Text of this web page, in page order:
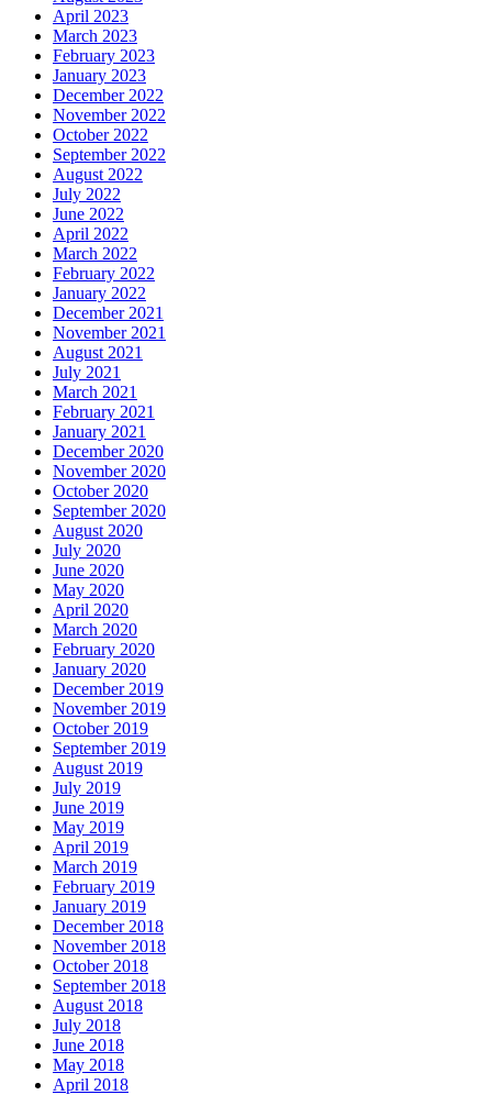
April 2023
March 2023
February 2023
January 2023
December 2022
November 2022
October 2022
September 2022
August 2022
July 2022
June 2022
April 2022
March 2022
February 2022
January 2022
December 2021
November 2021
August 2021
July 2021
March 2021
February 2021
January 2021
December 2020
November 2020
October 2020
September 2020
August 2020
July 2020
June 2020
May 2020
April 2020
March 2020
February 2020
January 2020
December 2019
November 2019
October 2019
September 2019
August 2019
July 2019
June 2019
May 2019
April 2019
March 2019
February 2019
January 2019
December 2018
November 2018
October 2018
September 2018
August 2018
July 2018
June 2018
May 2018
April 2018